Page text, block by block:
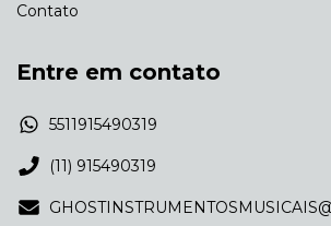
Contato
Entre em contato
5511915490319
(11) 915490319